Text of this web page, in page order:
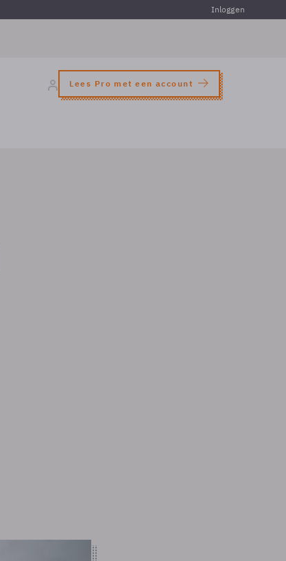
Inloggen
Lees Pro met een account